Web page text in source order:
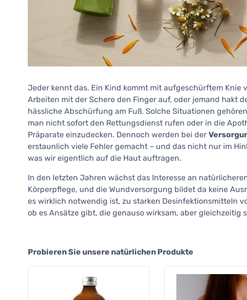
Jeder kennt das. Ein Kind kommt mit aufgeschürftem Knie
Arbeiten mit der Schere den Finger auf, oder jemand hakt
hässliche Abschürfung am Fuß. Solche Situationen
man nicht sofort den Rettungsdienst rufen oder in die
Präparate einzudecken. Dennoch werden bei der
erstaunlich viele Fehler gemacht – und das nicht nur im
was wir eigentlich auf die Haut auftragen.
In den letzten Jahren wächst das Interesse an
Körperpflege, und die Wundversorgung bildet da keine
es wirklich notwendig ist, zu starken Desinfektionsmitteln
ob es Ansätze gibt, die genauso wirksam, aber gleichzeitig
Probieren Sie unsere natürlichen Produkte